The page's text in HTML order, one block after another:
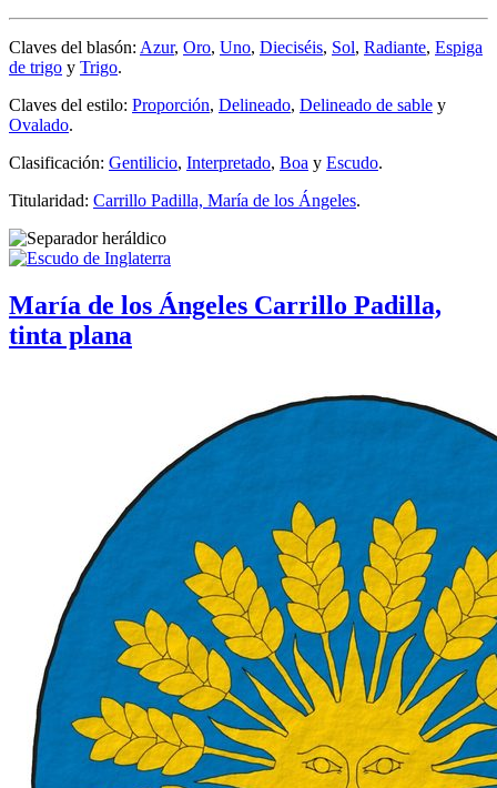
Claves del blasón: Azur, Oro, Uno, Dieciséis, Sol, Radiante, Espiga
de trigo y Trigo.
Claves del estilo: Proporción, Delineado, Delineado de sable y
Ovalado.
Clasificación: Gentilicio, Interpretado, Boa y Escudo.
Titularidad: Carrillo Padilla, María de los Ángeles.
María de los Ángeles Carrillo Padilla,
tinta plana